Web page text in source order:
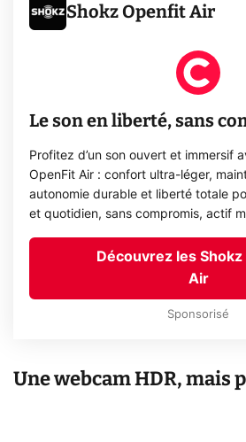
Shokz Openfit Air
Le son en liberté, sans
Profitez d’un son ouvert et immersif
OpenFit Air : confort ultra-léger,
autonomie durable et liberté totale
et quotidien, sans compromis, actif
Découvrez les Shokz
Air
Sponsorisé
Une webcam HDR, mais